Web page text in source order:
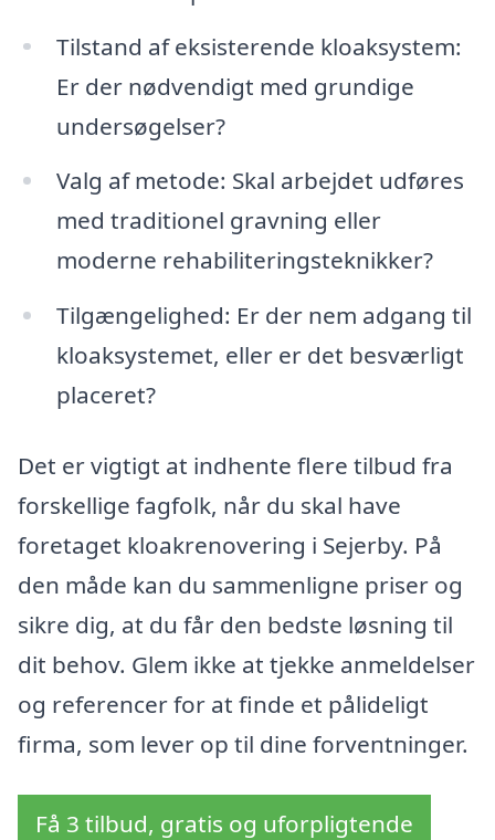
Tilstand af eksisterende kloaksystem:
Er der nødvendigt med grundige
undersøgelser?
Valg af metode: Skal arbejdet udføres
med traditionel gravning eller
moderne rehabiliteringsteknikker?
Tilgængelighed: Er der nem adgang til
kloaksystemet, eller er det besværligt
placeret?
Det er vigtigt at indhente flere tilbud fra
forskellige fagfolk, når du skal have
foretaget kloakrenovering i Sejerby. På
den måde kan du sammenligne priser og
sikre dig, at du får den bedste løsning til
dit behov. Glem ikke at tjekke anmeldelser
og referencer for at finde et pålideligt
firma, som lever op til dine forventninger.
Få 3 tilbud, gratis og uforpligtende